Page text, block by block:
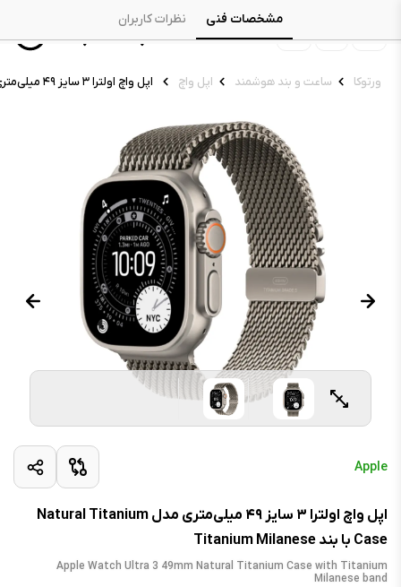
ورتوکا ساعت و بند هوشمند اپل واچ اپل واچ اولترا ۳ سایز ۴۹ میلی‌متری مدل Natural Titanium Case با بند Titanium Milanese
Apple
اپل واچ اولترا ۳ سایز ۴۹ میلی‌متری مدل Natural Titanium
Case با بند Titanium Milanese
Apple Watch Ultra 3 49mm Natural Titanium Case with Titanium
Milanese band
مشخصات فنی نظرات کاربران